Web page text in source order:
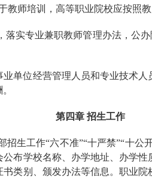
师培训，高等职业院校应按照
实专业兼职教师管理办法，公
单位经营管理人员和专业技术
第四章 招生工作
生工作“六不准”“十严禁”“十公
布学校名称、办学地址、办学性
类别、颁发办法等信息。职业